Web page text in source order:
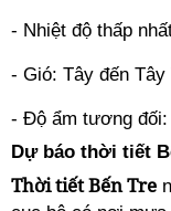
- Nhiệt độ thấp
- Gió: Tây đến Tây
- Độ ẩm tương đối:
Dự báo thời tiết
Thời tiết Bến Tre